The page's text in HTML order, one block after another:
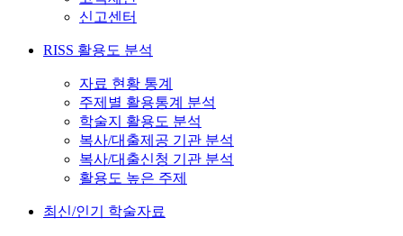
신고센터
RISS 활용도 분석
자료 현황 통계
주제별 활용통계 분석
학술지 활용도 분석
복사/대출제공 기관 분석
복사/대출신청 기관 분석
활용도 높은 주제
최신/인기 학술자료